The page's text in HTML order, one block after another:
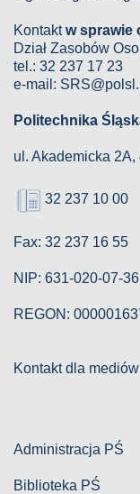
Kontaktw sprawie
Dział Zasobów
tel.: 32 237 17 23
e-mail:
Politechnika
ul. Akademicka
32 237 10 00
Fax: 32 237 16 55
NIP: 631-020-07-36
REGON:
Kontakt dla mediów
Administracja PŚ
Biblioteka PŚ